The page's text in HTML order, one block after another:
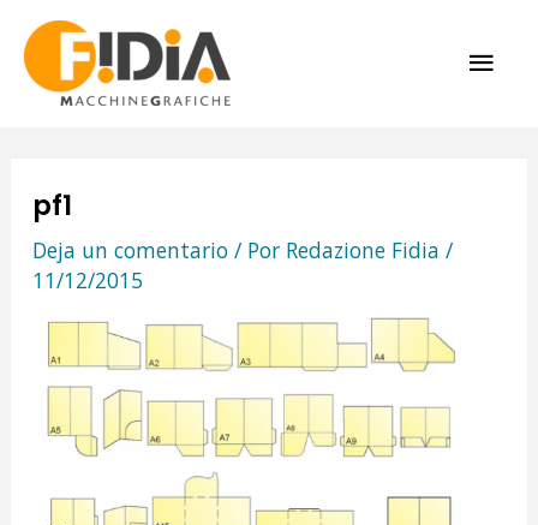
contenido
pf1
Deja un comentario / Por Redazione Fidia /
11/12/2015